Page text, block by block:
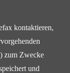
kontaktieren,
zum Zwecke
und